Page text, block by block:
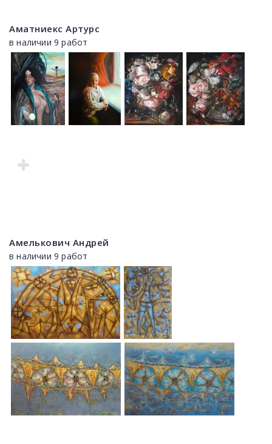
Аматниекс Артурс
в наличии 9 работ
Амелькович Андрей
в наличии 9 работ